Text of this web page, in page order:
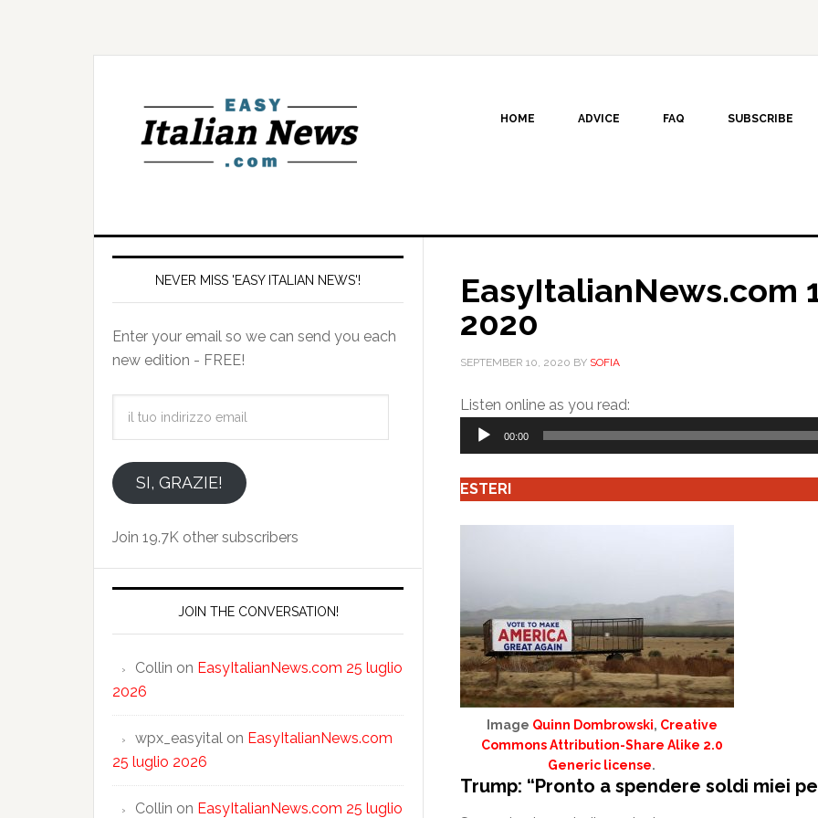
HOME ADVICE FAQ SUBSCRIBE
EasyItalianNews.com
2020
SEPTEMBER 10, 2020 BY SOFIA
Listen online as you read:
Player
00:00
ESTERI
Image Quinn Dombrowski, Creative
Commons Attribution-Share Alike 2.0
Generic license.
Trump: “Pronto a spendere soldi miei
NEVER MISS 'EASY ITALIAN NEWS'!
Enter your email so we can send you each
new edition - FREE!
emailSI, GRAZIE!
Join 19.7K other subscribers
JOIN THE CONVERSATION!
Collin on EasyItalianNews.com 25 luglio
2026
wpx_easyital on EasyItalianNews.com
25 luglio 2026
Collin on EasyItalianNews.com 25 luglio